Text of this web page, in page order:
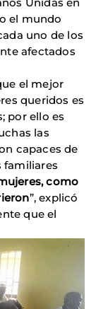
Unidas en
el mundo
uno de los
afectados
el mejor
queridos es
por ello es
las
capaces de
familiares
como
”, explicó
que el